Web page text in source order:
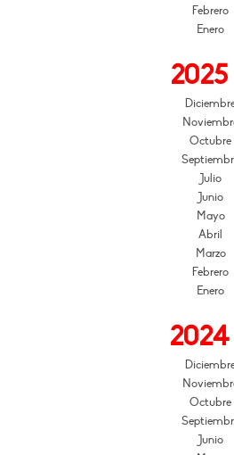
Febrero
Enero
2025
Octubre
Julio
Junio
Mayo
Abril
Marzo
Febrero
Enero
2024
Octubre
Junio